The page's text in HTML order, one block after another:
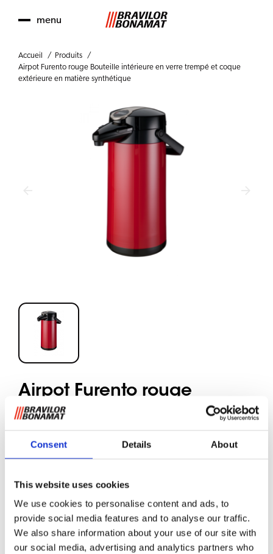
Consent Details About
This website uses cookies
We use cookies to personalise content and ads, to
provide social media features and to analyse our traffic.
We also share information about your use of our site with
our social media, advertising and analytics partners who
menu
Accueil
Produits
Airpot Furento rouge Bouteille intérieure en verre trempé et coque
extérieure en matière synthétique
Airpot Furento rouge
Bouteille intérieure en verre
trempé et coque extérieure
en matière synthétique
Arôme et température du café préservés de longues heures
dans l'Airpot (voir nos machines à café filtre de la gamme
TH).
Contenance : 2,2 litres.